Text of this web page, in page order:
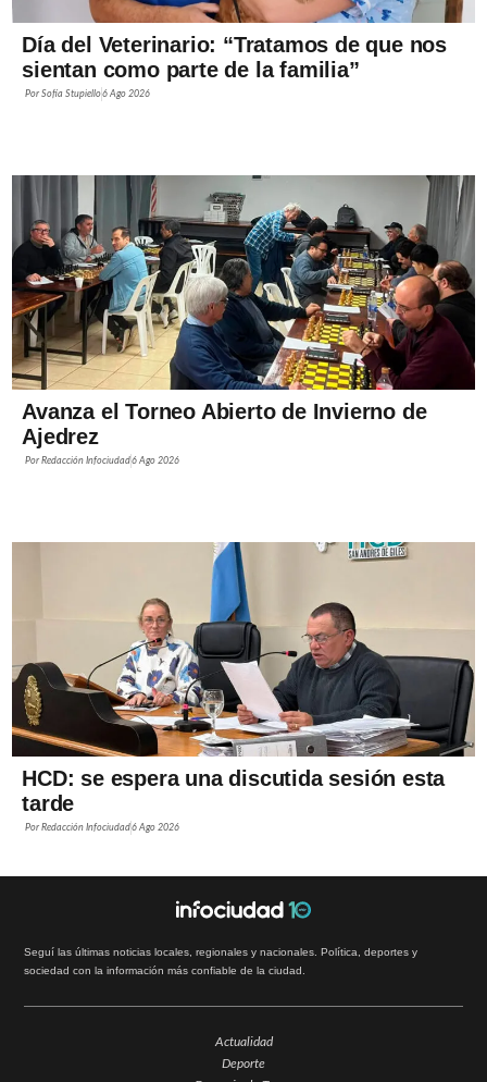
Día del Veterinario: “Tratamos de que nos
sientan como parte de la familia”
PorSofía Stupiello6 Ago 2026
Avanza el Torneo Abierto de Invierno de
Ajedrez
PorRedacción Infociudad6 Ago 2026
HCD: se espera una discutida sesión esta
tarde
PorRedacción Infociudad6 Ago 2026
Seguí las últimas noticias locales, regionales y nacionales. Política, deportes y
sociedad con la información más confiable de la ciudad.
Actualidad
Deporte